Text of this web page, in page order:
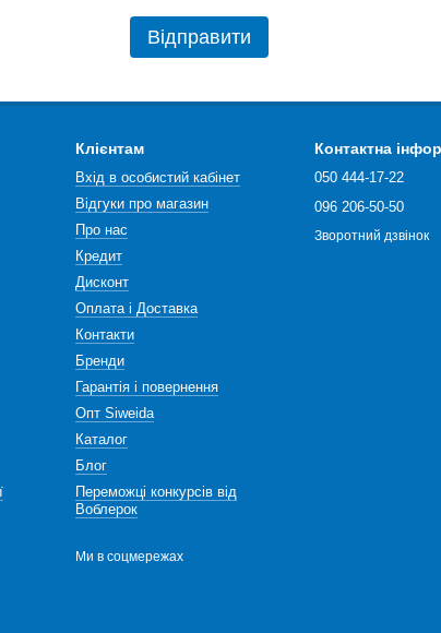
Відправити
Клієнтам
Вхід в особистий кабінет
Відгуки про магазин
Про нас
Кредит
Дисконт
Оплата і Доставка
Контакти
Бренди
Гарантія і повернення
Опт Siweida
Каталог
Блог
Переможці конкурсів від
Воблерок
Ми в соцмережах
Контактна
050 444-17-22
096 206-50-50
Зворотний дзвінок